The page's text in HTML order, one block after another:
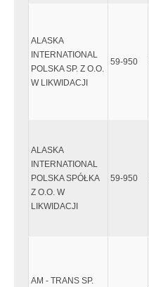
ALASKA
INTERNATIONAL
POLSKA SP. Z O.O.
W LIKWIDACJI
59-950
ALASKA
INTERNATIONAL
POLSKA SPÓŁKA
Z O.O. W
LIKWIDACJI
59-950
AM - TRANS SP.